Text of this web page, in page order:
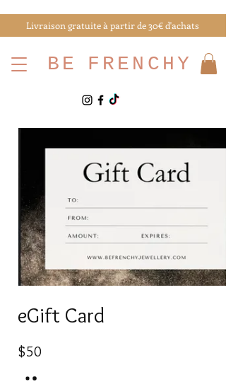
Livraison gratuite à partir de 30€ d'achats
BE FRENCHY
eGift Card
$50